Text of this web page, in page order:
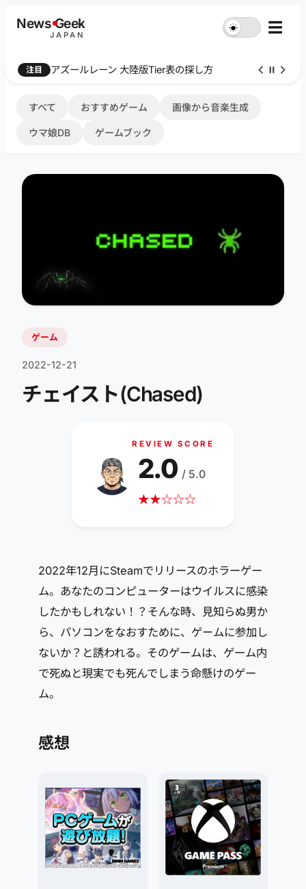
NewsGeek
JAPAN
☀︎ ☰
注目 Farthest Frontier 序盤攻略
すべて おすすめゲーム 画像から音楽生成
ウマ娘DB ゲームブック
ゲーム
2022-12-21
チェイスト(Chased)
REVIEW SCORE
★★☆☆☆
2.0 / 5.0
2022年12月にSteamでリリースのホラーゲー
ム。あなたのコンピューターはウイルスに感染
したかもしれない！？そんな時、見知らぬ男か
ら、パソコンをなおすために、ゲームに参加し
ないか？と誘われる。そのゲームは、ゲーム内
で死ぬと現実でも死んでしまう命懸けのゲー
ム。
感想